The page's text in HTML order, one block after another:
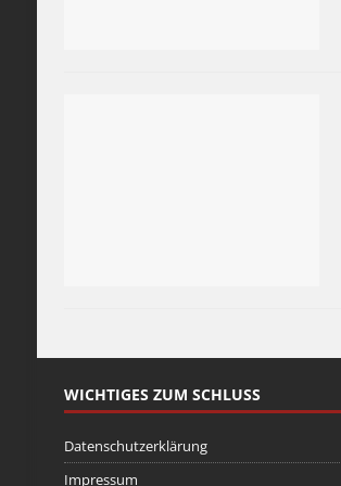
WICHTIGES ZUM SCHLUSS
Datenschutzerklärung
Impressum